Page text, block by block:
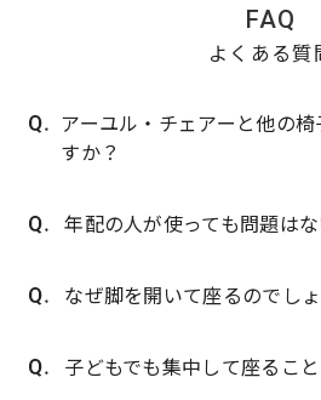
FAQ
よくある質
アーユル・チェアーと他の
すか？
年配の人が使っても問題は
なぜ脚を開いて座るのでし
子どもでも集中して座るこ